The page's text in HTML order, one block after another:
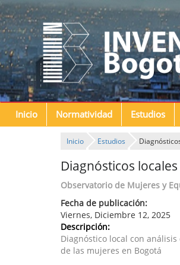
Inicio Normatividad Estudios
Inicio Estudios
Diagnósticos
Observatorio de Mujeres y
Fecha de publicación:
Viernes, Diciembre 12, 2025
Descripción:
Diagnóstico local con
de las mujeres en Bogotá